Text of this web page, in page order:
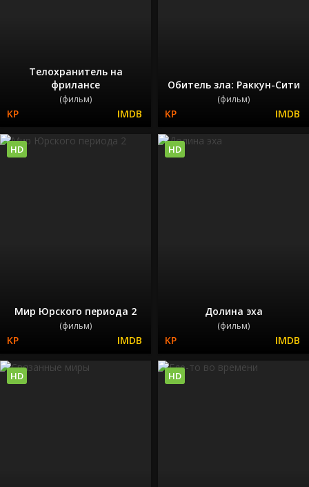
Телохранитель на
фрилансе
(фильм)
Обитель зла: Раккун-Сити
(фильм)
Мир Юрского периода 2
(фильм)
HD
Долина эха
(фильм)
HD
HD HD